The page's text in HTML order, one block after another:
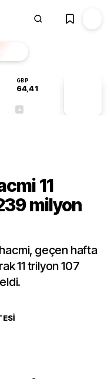
GBP
64,41
11
milyon
geçen hafta
11 trilyon 107